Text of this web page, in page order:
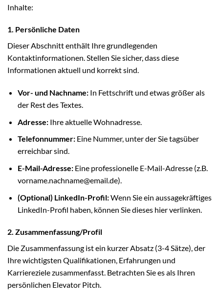
Inhalte:
1. Persönliche Daten
Dieser Abschnitt enthält Ihre grundlegenden
Kontaktinformationen. Stellen Sie sicher, dass diese
Informationen aktuell und korrekt sind.
Vor- und Nachname:In Fettschrift und etwas größer als
der Rest des Textes.
Adresse:Ihre aktuelle Wohnadresse.
Telefonnummer:Eine Nummer, unter der Sie tagsüber
erreichbar sind.
E-Mail-Adresse:Eine professionelle E-Mail-Adresse (z.B.
vorname.nachname@email.de).
(Optional) LinkedIn-Profil:Wenn Sie ein aussagekräftiges
LinkedIn-Profil haben, können Sie dieses hier verlinken.
2. Zusammenfassung/Profil
Die Zusammenfassung ist ein kurzer Absatz (3-4 Sätze), der
Ihre wichtigsten Qualifikationen, Erfahrungen und
Karriereziele zusammenfasst. Betrachten Sie es als Ihren
persönlichen Elevator Pitch.